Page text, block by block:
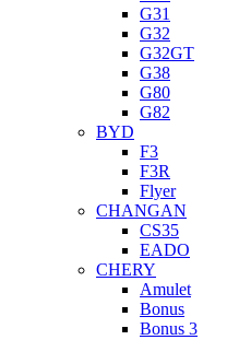
G31
G32
G32GT
G38
G80
G82
BYD
F3
F3R
Flyer
CHANGAN
CS35
EADO
CHERY
Amulet
Bonus
Bonus 3